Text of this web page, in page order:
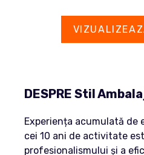
DESPRE Stil
Experiența acumulată de
cei 10 ani de activitate
profesionalismului și a